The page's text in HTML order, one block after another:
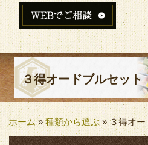
３得オードブルセット
ホーム»種類から選ぶ»３得オー